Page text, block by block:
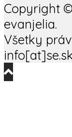
Copyright ©
evanjelia.
Všetky